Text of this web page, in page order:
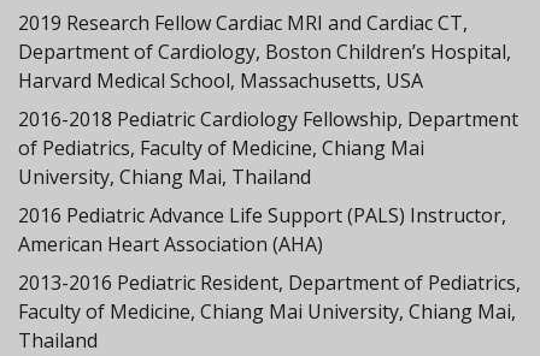
2019 Research Fellow Cardiac MRI and Cardiac CT,
Department of Cardiology, Boston Children’s Hospital,
Harvard Medical School, Massachusetts, USA
2016-2018 Pediatric Cardiology Fellowship, Department
of Pediatrics, Faculty of Medicine, Chiang Mai
University, Chiang Mai, Thailand
2016 Pediatric Advance Life Support (PALS) Instructor,
American Heart Association (AHA)
2013-2016 Pediatric Resident, Department of Pediatrics,
Faculty of Medicine, Chiang Mai University, Chiang Mai,
Thailand